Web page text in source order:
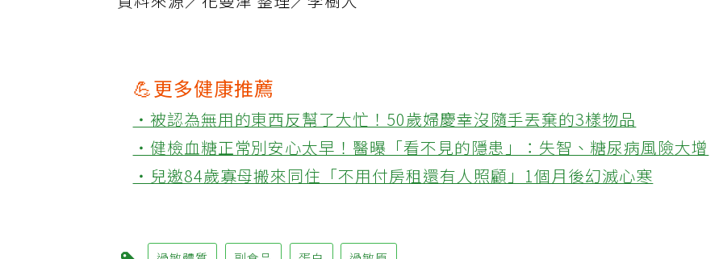
資料來源／花曼津 整理／李樹人
💪更多健康推薦
‧被認為無用的東西反幫了大忙！50歲婦慶幸沒隨手丟棄的3樣物品
‧健檢血糖正常別安心太早！醫曝「看不見的隱患」：失智、糖尿病風險大增
‧兒邀84歲寡母搬來同住「不用付房租還有人照顧」1個月後幻滅心寒